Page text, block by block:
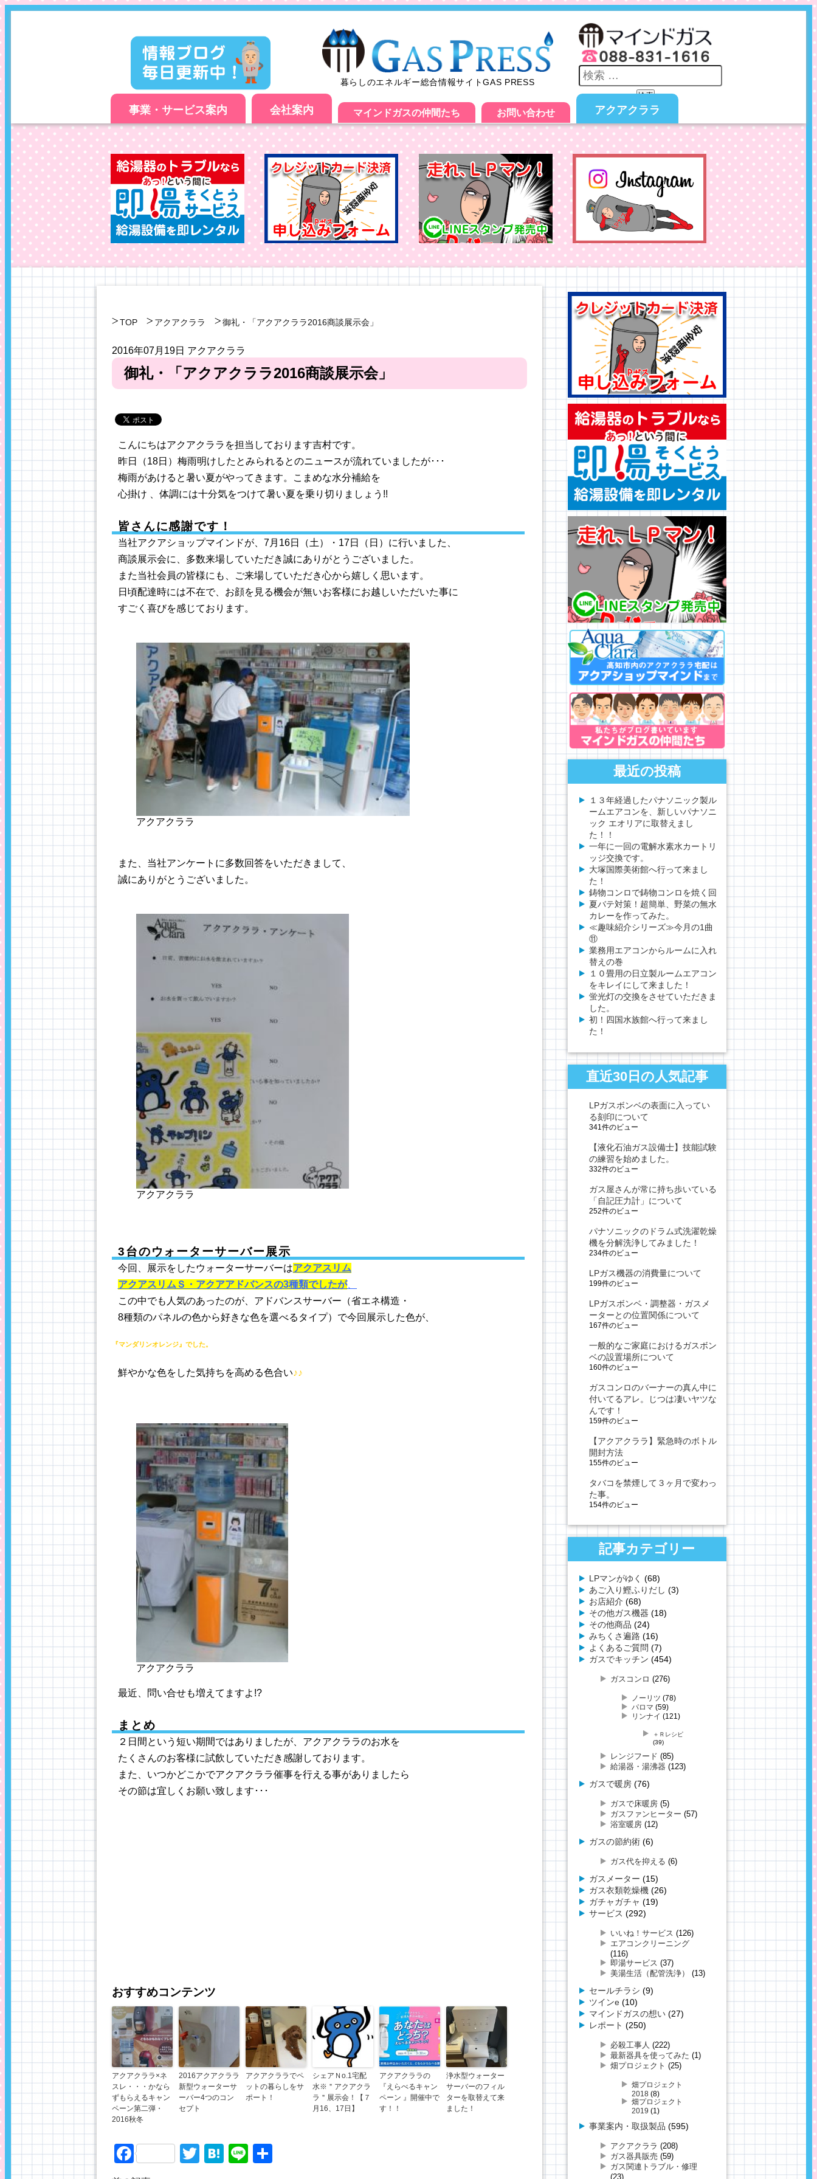
暮らしのエネルギー総合情報サイトGAS PRESS
検索
事業・サービス案内 会社案内 マインドガスの仲間たち お問い合わせ アクアクララ
TOP アクアクララ 御礼・「アクアクララ2016商談展示会」
2016年07月19日 アクアクララ
御礼・「アクアクララ2016商談展示会」
こんにちはアクアクララを担当しております吉村です。
昨日（18日）梅雨明けしたとみられるとのニュースが流れていましたが･･･
梅雨があけると暑い夏がやってきます。こまめな水分補給を
心掛け 、体調には十分気をつけて暑い夏を乗り切りましょう!!
皆さんに感謝です！
当社アクアショップマインドが、7月16日（土）・17日（日）に行いました、
商談展示会に、多数来場していただき誠にありがとうございました。
また当社会員の皆様にも、ご来場していただき心から嬉しく思います。
日頃配達時には不在で、お顔を見る機会が無いお客様にお越しいただいた事に
すごく喜びを感じております。
アクアクララ
また、当社アンケートに多数回答をいただきまして、
誠にありがとうございました。
アクアクララ
3台のウォーターサーバー展示
今回、展示をしたウォーターサーバーはアクアスリム
アクアスリムＳ・アクアアドバンスの3種類でしたが、
この中でも人気のあったのが、アドバンスサーバー（省エネ構造・
8種類のパネルの色から好きな色を選べるタイプ）で今回展示した色が、
『マンダリンオレンジ』でした。
鮮やかな色をした気持ちを高める色合い♪♪
アクアクララ
最近、問い合せも増えてますよ!?
まとめ
２日間という短い期間ではありましたが、アクアクララのお水を
たくさんのお客様に試飲していただき感謝しております。
また、いつかどこかでアクアクララ催事を行える事がありましたら
その節は宜しくお願い致します･･･
おすすめコンテンツ
アクアクララ×ネ
スレ・・・かなら
ずもらえるキャン
ペーン第二弾・
2016秋冬
2016アクアクララ
新型ウォーターサ
ーバー4つのコン
セプト
アクアクララでペ
ットの暮らしをサ
ポート！
シェアＮo.1宅配
水※＂アクアクラ
ラ＂展示会！【７
月16、17日】
アクアクララの
『えらべるキャン
ペーン 』開催中で
す！！
浄水型ウォーター
サーバーのフィル
ターを取替えて来
ました！
FacebookTwitterHatena
Line
最近の投稿
１３年経過したパナソニック製ル
ームエアコンを、新しいパナソニ
ック エオリアに取替えまし
た！！
一年に一回の電解水素水カートリ
ッジ交換です。
大塚国際美術館へ行って来まし
た！
鋳物コンロで鋳物コンロを焼く回
夏バテ対策！超簡単、野菜の無水
カレーを作ってみた。
≪趣味紹介シリーズ≫今月の1曲
⑪
業務用エアコンからルームに入れ
替えの巻
１０畳用の日立製ルームエアコン
をキレイにして来ました！
蛍光灯の交換をさせていただきま
した。
初！四国水族館へ行って来まし
た！
直近30日の人気記事
LPガスボンベの表面に入ってい
る刻印について
341件のビュー
【液化石油ガス設備士】技能試験
の練習を始めました。
332件のビュー
ガス屋さんが常に持ち歩いている
「自記圧力計」について
252件のビュー
パナソニックのドラム式洗濯乾燥
機を分解洗浄してみました！
234件のビュー
LPガス機器の消費量について
199件のビュー
LPガスボンベ・調整器・ガスメ
ーターとの位置関係について
167件のビュー
一般的なご家庭におけるガスボン
ベの設置場所について
160件のビュー
ガスコンロのバーナーの真ん中に
付いてるアレ。じつは凄いヤツな
んです！
159件のビュー
【アクアクララ】緊急時のボトル
開封方法
155件のビュー
タバコを禁煙して３ヶ月で変わっ
た事。
154件のビュー
記事カテゴリー
LPマンがゆく (68)
あご入り鰹ふりだし (3)
お店紹介 (68)
その他ガス機器 (18)
その他商品 (24)
みちくさ遍路 (16)
よくあるご質問 (7)
ガスでキッチン (454)
ガスコンロ (276)
ノーリツ (78)
パロマ (59)
リンナイ (121)
＋Ｒレシピ
(39)
レンジフード (85)
給湯器・湯沸器 (123)
ガスで暖房(76)
ガスで床暖房(5)
ガスファンヒーター (57)
浴室暖房(12)
ガスの節約術(6)
ガス代を抑える (6)
ガスメーター (15)
ガス衣類乾燥機 (26)
ガチャガチャ (19)
サービス (292)
いいね！サービス (126)
エアコンクリーニング
(116)
即湯サービス (37)
美湯生活（配管洗浄）
(13)
セールチラシ (9)
ツインe(10)
マインドガスの想い(27)
レポート (250)
必殺工事人 (222)
最新器具を使ってみた (1)
畑プロジェクト (25)
畑プロジェクト
2018(8)
畑プロジェクト
2019 (1)
事業案内・取扱製品 (595)
アクアクララ (208)
ガス器具販売 (59)
ガス関連トラブル・修理
(23)